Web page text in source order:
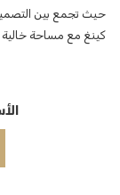
أعلاه
حيث تجمع بين
كينغ مع مساحة خالية
الحمّام مُجهز
دعم، مغسلة قابلة
مناسب. كما تضمن